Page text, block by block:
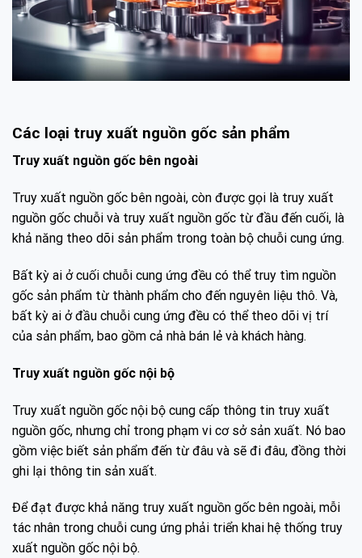
Các loại truy xuất nguồn gốc sản phẩm
Truy xuất nguồn gốc bên ngoài
Truy xuất nguồn gốc bên ngoài, còn được gọi là truy xuất
nguồn gốc chuỗi và truy xuất nguồn gốc từ đầu đến cuối, là
khả năng theo dõi sản phẩm trong toàn bộ chuỗi cung ứng.
Bất kỳ ai ở cuối chuỗi cung ứng đều có thể truy tìm nguồn
gốc sản phẩm từ thành phẩm cho đến nguyên liệu thô. Và,
bất kỳ ai ở đầu chuỗi cung ứng đều có thể theo dõi vị trí
của sản phẩm, bao gồm cả nhà bán lẻ và khách hàng.
Truy xuất nguồn gốc nội bộ
Truy xuất nguồn gốc nội bộ cung cấp thông tin truy xuất
nguồn gốc, nhưng chỉ trong phạm vi cơ sở sản xuất. Nó bao
gồm việc biết sản phẩm đến từ đâu và sẽ đi đâu, đồng thời
ghi lại thông tin sản xuất.
Để đạt được khả năng truy xuất nguồn gốc bên ngoài, mỗi
tác nhân trong chuỗi cung ứng phải triển khai hệ thống truy
xuất nguồn gốc nội bộ.